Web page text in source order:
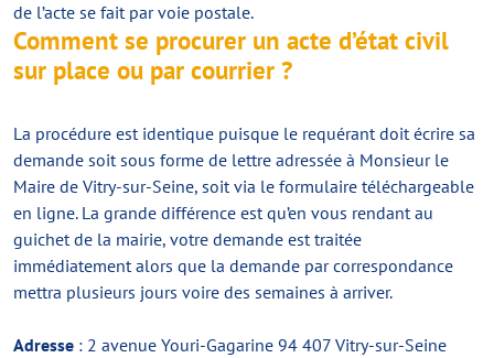
de l’acte se fait par voie postale.
Comment se procurer un acte d’état civil
sur place ou par courrier ?
La procédure est identique puisque le requérant doit écrire sa
demande soit sous forme de lettre adressée à Monsieur le
Maire de Vitry-sur-Seine, soit via le formulaire téléchargeable
en ligne. La grande différence est qu’en vous rendant au
guichet de la mairie, votre demande est traitée
immédiatement alors que la demande par correspondance
mettra plusieurs jours voire des semaines à arriver.
Adresse : 2 avenue Youri-Gagarine 94 407 Vitry-sur-Seine